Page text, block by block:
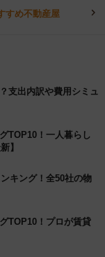
すめ不動産屋
支出内訳や費用シミュ
TOP10！一人暮らし
】
キング！全50社の物
TOP10！プロが賃貸